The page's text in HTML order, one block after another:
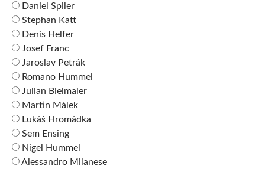
Daniel Spiler
Stephan Katt
Denis Helfer
Josef Franc
Jaroslav Petrák
Romano Hummel
Julian Bielmaier
Martin Málek
Lukáš Hromádka
Sem Ensing
Nigel Hummel
Alessandro Milanese